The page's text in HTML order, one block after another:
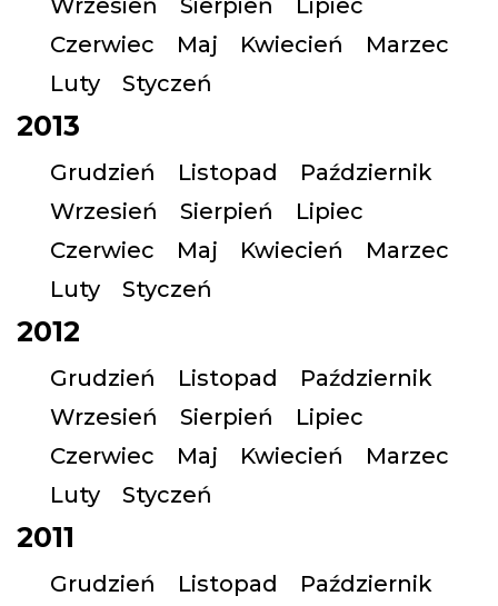
Wrzesień
Sierpień
Lipiec
Czerwiec
Maj Kwiecień
Marzec
Luty
Styczeń
2013
Grudzień Listopad
Październik
Wrzesień
Sierpień
Lipiec
Czerwiec
Maj Kwiecień
Marzec
Luty
Styczeń
2012
Grudzień Listopad
Październik
Wrzesień
Sierpień
Lipiec
Czerwiec
Maj Kwiecień
Marzec
Luty
Styczeń
2011
Grudzień Listopad
Październik